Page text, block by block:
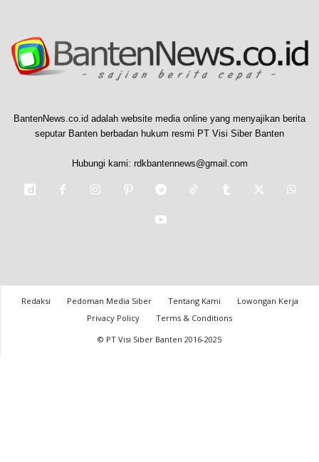
BantenNews.co.id adalah website media online yang menyajikan berita
seputar Banten berbadan hukum resmi PT Visi Siber Banten
Hubungi kami: rdkbantennews@gmail.com
Redaksi Pedoman Media Siber Tentang Kami
Lowongan Kerja
Privacy Policy
Terms & Conditions
© PT Visi Siber Banten 2016-2025